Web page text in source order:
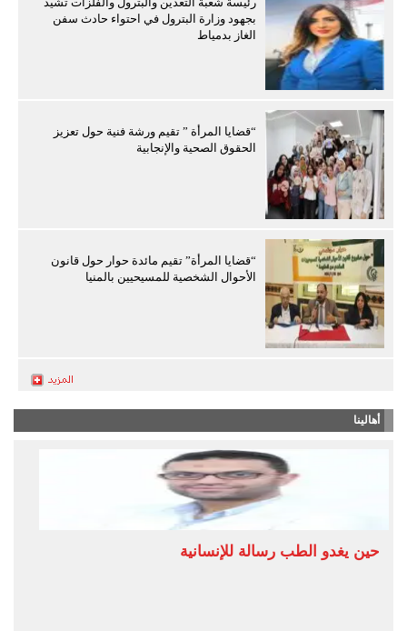
بجهود وزارة البترول في احتواء حادث سفن
الغاز بدمياط
“قضايا المرأة ” تقيم ورشة فنية حول تعزيز
الحقوق الصحية والإنجابية
“قضايا المرأة” تقيم مائدة حوار حول قانون
الأحوال الشخصية للمسيحيين بالمنيا
أهالينا
حين يغدو الطب رسالة للإنسانية